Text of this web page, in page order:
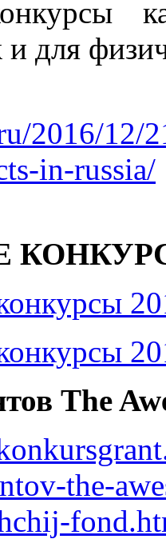
и для
2016/12/
in-russia/
The
the-